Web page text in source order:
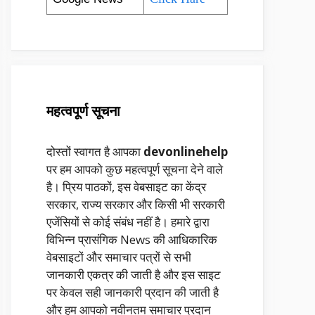
महत्वपूर्ण सूचना
दोस्तों स्वागत है आपका devonlinehelp
पर हम आपको कुछ महत्वपूर्ण सूचना देने वाले
है। प्रिय पाठकों, इस वेबसाइट का केंद्र
सरकार, राज्य सरकार और किसी भी सरकारी
एजेंसियों से कोई संबंध नहीं है। हमारे द्वारा
विभिन्न प्रासंगिक News की आधिकारिक
वेबसाइटों और समाचार पत्रों से सभी
जानकारी एकत्र की जाती है और इस साइट
पर केवल सही जानकारी प्रदान की जाती है
और हम आपको नवीनतम समाचार प्रदान